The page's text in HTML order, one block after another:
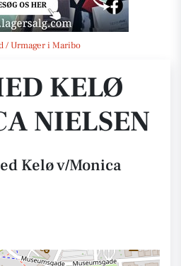
/ Urmager i Maribo
Nielsen
KELØ
NIELSEN
Kelø v/Monica